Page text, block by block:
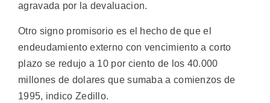
agravada por la devaluacion.
Otro signo promisorio es el hecho de que el
endeudamiento externo con vencimiento a corto
plazo se redujo a 10 por ciento de los 40.000
millones de dolares que sumaba a comienzos de
1995, indico Zedillo.